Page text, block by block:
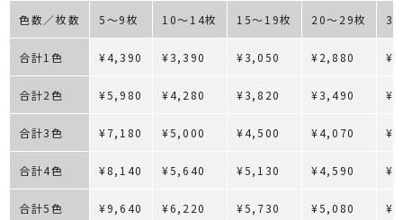
色数／枚数 5～9枚 10～14枚 15～19枚 20～29枚
合計1色 ¥4,390 ¥3,390 ¥3,050 ¥2,880
合計2色 ¥5,980 ¥4,280 ¥3,820 ¥3,490
合計3色 ¥7,180 ¥5,000 ¥4,500 ¥4,070
合計4色 ¥8,140 ¥5,640 ¥5,130 ¥4,590
合計5色 ¥9,640 ¥6,220 ¥5,730 ¥5,080